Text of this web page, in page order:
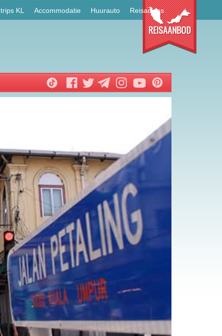
KL Accommodatie Huurauto Reisadvies